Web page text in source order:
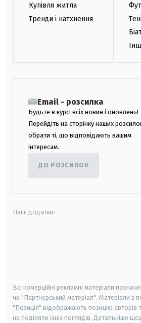
Купівля житла
Тренди і натхнення
Email - розсилка
Будьте в курсі всіх новин і оновлень!
Перейдіть на сторінку наших
обрати ті, що відповідають вашим
інтересам.
ДО РОЗСИЛОК
Наші додатки:
Всі комерційні рекламні матеріали
чи "Партнерський матеріал". Матеріали з
"Позиція" відображають позицію авторів
не поділяти їхніх поглядів. Детальніше